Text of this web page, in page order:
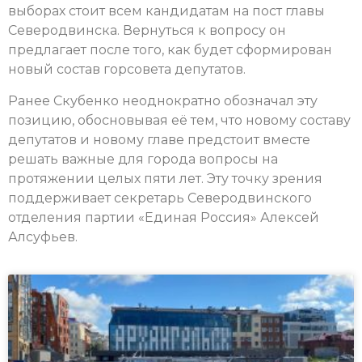
выборах стоит всем кандидатам на пост главы
Северодвинска. Вернуться к вопросу он
предлагает после того, как будет сформирован
новый состав горсовета депутатов.
Ранее Скубенко неоднократно обозначал эту
позицию, обосновывая её тем, что новому составу
депутатов и новому главе предстоит вместе
решать важные для города вопросы на
протяжении целых пяти лет. Эту точку зрения
поддерживает секретарь Северодвинского
отделения партии «Единая Россия» Алексей
Алсуфьев.